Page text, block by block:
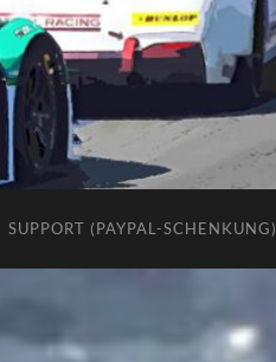
SUPPORT (PAYPAL-SCHENKUNG)